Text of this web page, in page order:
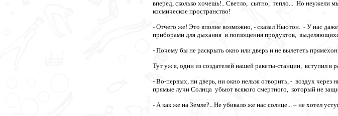
вперед, сколько хочешь!.. Светло, сытно, тепло... Но неужели
космическое пространство!
- Отчего же! Это вполне возможно, - сказал Ньютон. - У нас
приборами для дыхания и поглощения продуктов,
- Почему бы не раскрыть окно или дверь и не вылететь
Тут уж я, один из создателей нашей ракеты-станции, вступил в
- Во-первых, ни дверь, ни окно нельзя отворить, - воздух через
прямые лучи Солнца убьют всякого смертного, который не
- А как же на Земле?.. Не убивало же нас солнце... – не хотел